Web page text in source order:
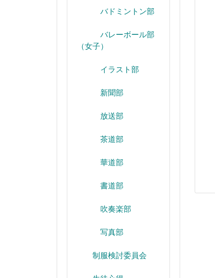
バドミントン部
バレーボール部
（女子）
イラスト部
新聞部
放送部
茶道部
華道部
書道部
吹奏楽部
写真部
制服検討委員会